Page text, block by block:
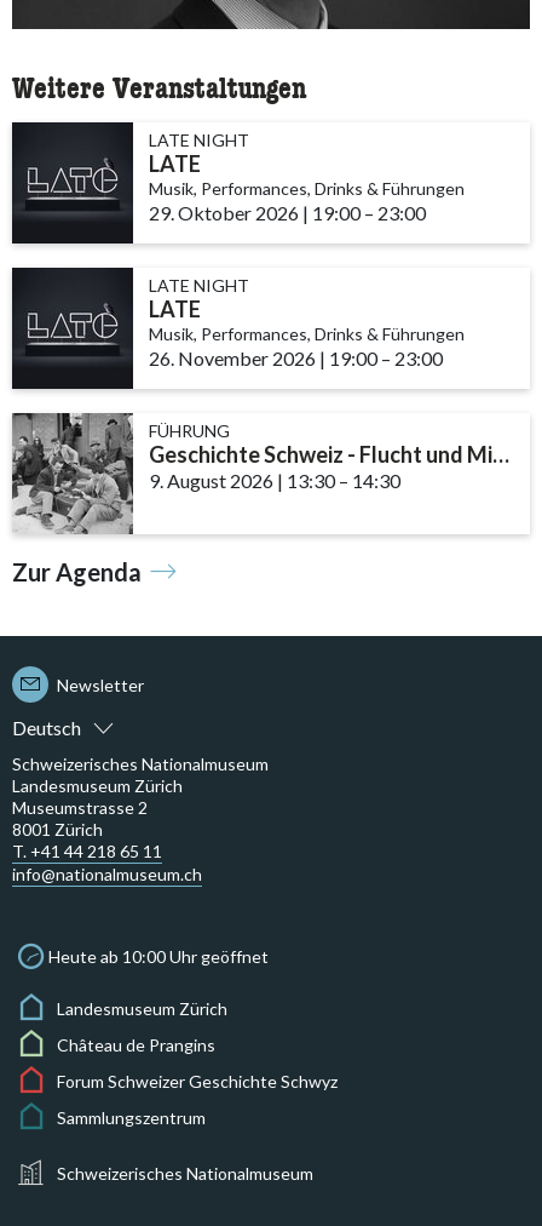
Weitere Veranstaltungen
LATE NIGHT
LATE
Musik, Performances, Drinks & Führungen
29. Oktober 2026 | 19:00accessibility.time_to
– 23:00
LATE NIGHT
LATE
Musik, Performances, Drinks & Führungen
26. November 2026 | 19:00– 23:00
FÜHRUNG
Geschichte Schweiz - Flucht und Migration
9. August 2026 | 13:30accessibility.time_to
– 14:30
Zur Agenda
Deutsch
Newsletter
Schweizerisches Nationalmuseum
Landesmuseum Zürich
Museumstrasse 2
8001 Zürich
T. +41 44 218 65 11
info@nationalmuseum.ch
Heute ab 10:00 Uhr geöffnet
Landesmuseum Zürich
Château de Prangins
Forum Schweizer Geschichte Schwyz
Sammlungszentrum
Schweizerisches Nationalmuseum